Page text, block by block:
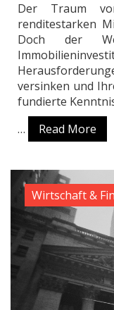
Der Traum
renditestarken
Doch der
versinken und
fundierte
…
Read More
Wirtschaft &